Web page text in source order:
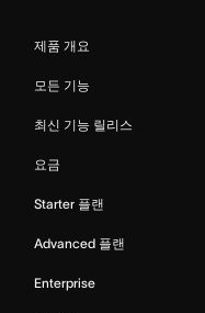
제품 개요
모든 기능
최신 기능 릴리스
요금
Starter 플랜
Advanced 플랜
Enterprise